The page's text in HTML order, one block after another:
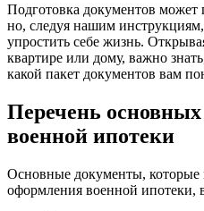
Подготовка документов может
но, следуя нашим
упростить себе жизнь.
квартире или дому, важно
какой пакет документов вам
Перечень
военной ипотеки
Основные документы, которые
оформления военной ипотеки,